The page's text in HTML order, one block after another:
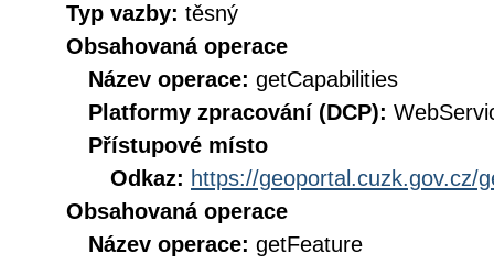
Typ vazby: těsný
Obsahovaná operace
Název operace: getCapabilities
Platformy zpracování (DCP):
Přístupové místo
Odkaz: https://geoportal.cuzk.gov.cz/
Obsahovaná operace
Název operace: getFeature